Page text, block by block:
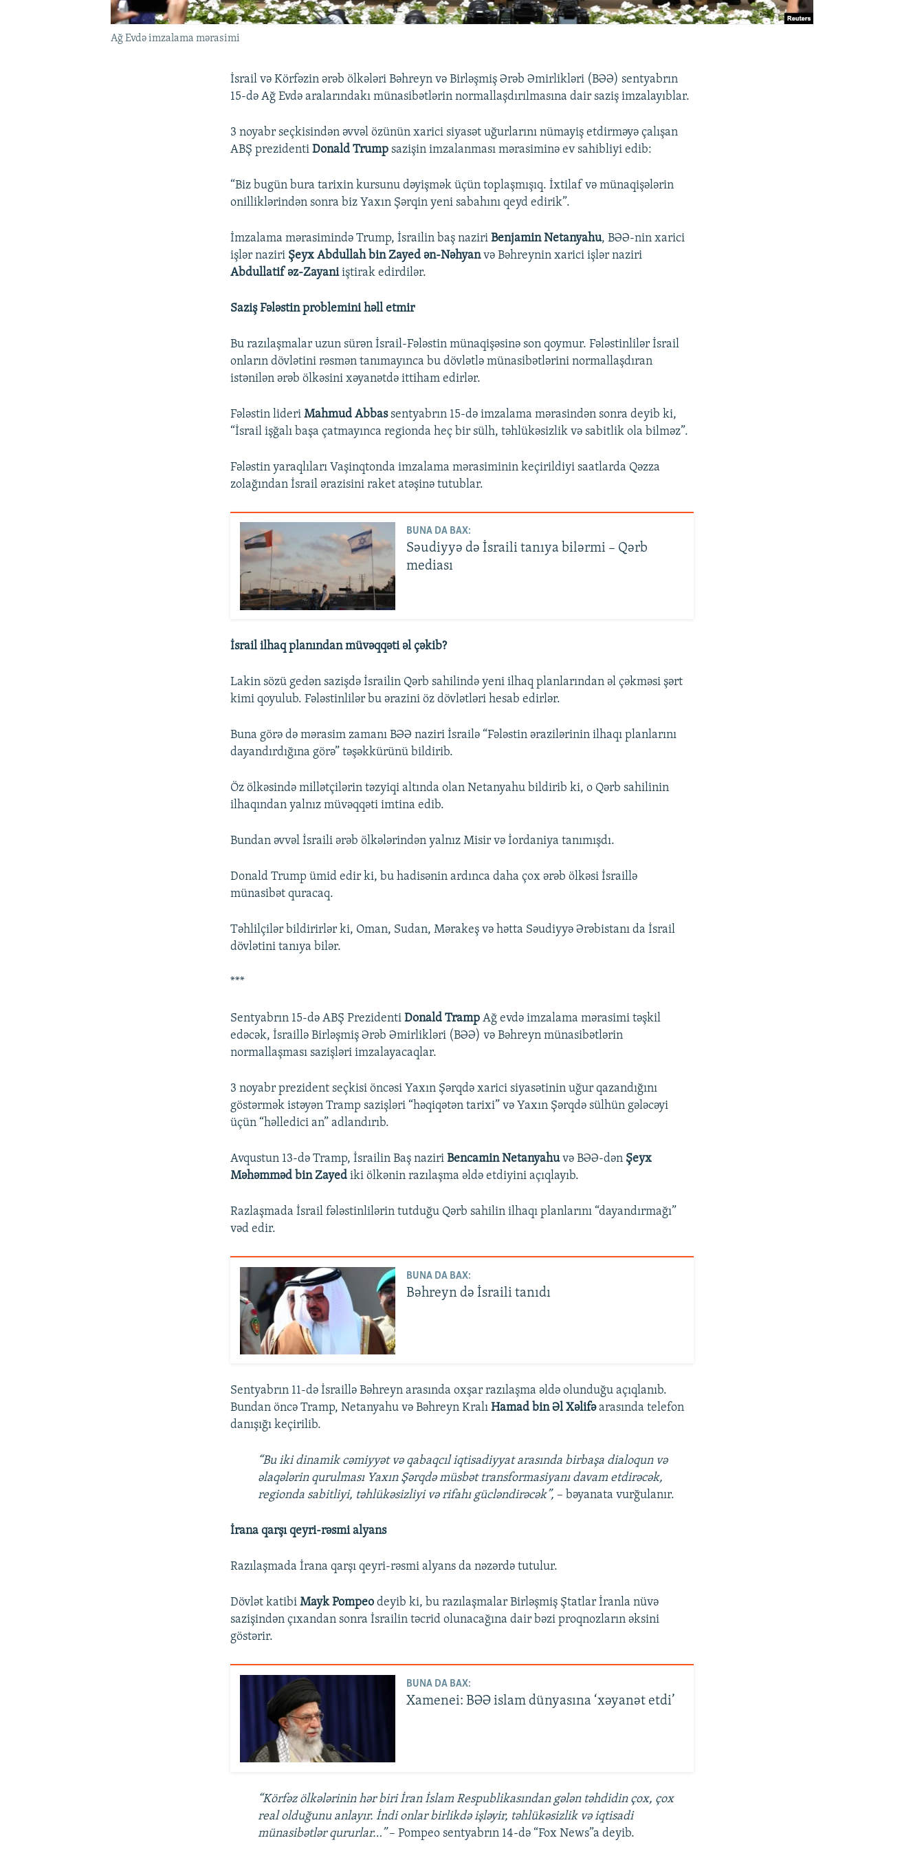
Ağ Evdə imzalama mərasimi
İsrail və Körfəzin ərəb ölkələri Bəhreyn və Birləşmiş Ərəb Əmirlikləri (BƏƏ) sentyabrın
15-də Ağ Evdə aralarındakı münasibətlərin normallaşdırılmasına dair saziş imzalayıblar.
3 noyabr seçkisindən əvvəl özünün xarici siyasət uğurlarını nümayiş etdirməyə çalışan
ABŞ prezidentiDonald Trump sazişin imzalanması mərasiminə ev sahibliyi edib:
“Biz bugün bura tarixin kursunu dəyişmək üçün toplaşmışıq. İxtilaf və münaqişələrin
onilliklərindən sonra biz Yaxın Şərqin yeni sabahını qeyd edirik”.
İmzalama mərasimində Trump, İsrailin baş naziriBenjamin Netanyahu, BƏƏ-nin xarici
işlər naziri Şeyx Abdullah bin Zayed ən-Nəhyanvə Bəhreynin xarici işlər naziri
Abdullatif əz-Zayaniiştirak edirdilər.
Saziş Fələstin problemini həll etmir
Bu razılaşmalar uzun sürən İsrail-Fələstin münaqişəsinə son qoymur. Fələstinlilər İsrail
onların dövlətini rəsmən tanımayınca bu dövlətlə münasibətlərini normallaşdıran
istənilən ərəb ölkəsini xəyanətdə ittiham edirlər.
Fələstin lideriMahmud Abbassentyabrın 15-də imzalama mərasindən sonra deyib ki,
“İsrail işğalı başa çatmayınca regionda heç bir sülh, təhlükəsizlik və sabitlik ola bilməz”.
Fələstin yaraqlıları Vaşinqtonda imzalama mərasiminin keçirildiyi saatlarda Qəzza
zolağından İsrail ərazisini raket atəşinə tutublar.
BUNA DA BAX:
Səudiyyə də İsraili tanıya bilərmi – Qərb
mediası
İsrail ilhaq planından müvəqqəti əl çəkib?
Lakin sözü gedən sazişdə İsrailin Qərb sahilində yeni ilhaq planlarından əl çəkməsi şərt
kimi qoyulub. Fələstinlilər bu ərazini öz dövlətləri hesab edirlər.
Buna görə də mərasim zamanı BƏƏ naziri İsrailə “Fələstin ərazilərinin ilhaqı planlarını
dayandırdığına görə” təşəkkürünü bildirib.
Öz ölkəsində millətçilərin təzyiqi altında olan Netanyahu bildirib ki, o Qərb sahilinin
ilhaqından yalnız müvəqqəti imtina edib.
Bundan əvvəl İsraili ərəb ölkələrindən yalnız Misir və İordaniya tanımışdı.
Donald Trump ümid edir ki, bu hadisənin ardınca daha çox ərəb ölkəsi İsraillə
münasibət quracaq.
Təhlilçilər bildirirlər ki, Oman, Sudan, Mərakeş və hətta Səudiyyə Ərəbistanı da İsrail
dövlətini tanıya bilər.
***
Sentyabrın 15-də ABŞ PrezidentiDonald Tramp Ağ evdə imzalama mərasimi təşkil
edəcək, İsraillə Birləşmiş Ərəb Əmirlikləri (BƏƏ) və Bəhreyn münasibətlərin
normallaşması sazişləri imzalayacaqlar.
3 noyabr prezident seçkisi öncəsi Yaxın Şərqdə xarici siyasətinin uğur qazandığını
göstərmək istəyən Tramp sazişləri “həqiqətən tarixi” və Yaxın Şərqdə sülhün gələcəyi
üçün “həlledici an” adlandırıb.
Avqustun 13-də Tramp, İsrailin Baş naziriBencamin Netanyahuvə BƏƏ-dən Şeyx
Məhəmməd bin Zayed iki ölkənin razılaşma əldə etdiyini açıqlayıb.
Razlaşmada İsrail fələstinlilərin tutduğu Qərb sahilin ilhaqı planlarını “dayandırmağı”
vəd edir.
BUNA DA BAX:
Bəhreyn də İsraili tanıdı
Sentyabrın 11-də İsraillə Bəhreyn arasında oxşar razılaşma əldə olunduğu açıqlanıb.
Bundan öncə Tramp, Netanyahu və Bəhreyn KralıHamad bin Əl Xəlifəarasında telefon
danışığı keçirilib.
“Bu iki dinamik cəmiyyət və qabaqcıl iqtisadiyyat arasında birbaşa dialoqun və
əlaqələrin qurulması Yaxın Şərqdə müsbət transformasiyanı davam etdirəcək,
regionda sabitliyi, təhlükəsizliyi və rifahı gücləndirəcək”, – bəyanata vurğulanır.
İrana qarşı qeyri-rəsmi alyans
Razılaşmada İrana qarşı qeyri-rəsmi alyans da nəzərdə tutulur.
Dövlət katibiMayk Pompeo deyib ki, bu razılaşmalar Birləşmiş Ştatlar İranla nüvə
sazişindən çıxandan sonra İsrailin təcrid olunacağına dair bəzi proqnozların əksini
göstərir.
BUNA DA BAX:
Xamenei: BƏƏ islam dünyasına ‘xəyanət etdi’
“Körfəz ölkələrinin hər biri İran İslam Respublikasından gələn təhdidin çox, çox
real olduğunu anlayır. İndi onlar birlikdə işləyir, təhlükəsizlik və iqtisadi
münasibətlər qururlar…”– Pompeo sentyabrın 14-də “Fox News”a deyib.